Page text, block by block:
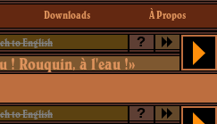
Downloads À Propos
to English ?
! Rouquin, à l'eau !»
to English ?